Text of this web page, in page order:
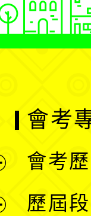
會考
會考
歷屆